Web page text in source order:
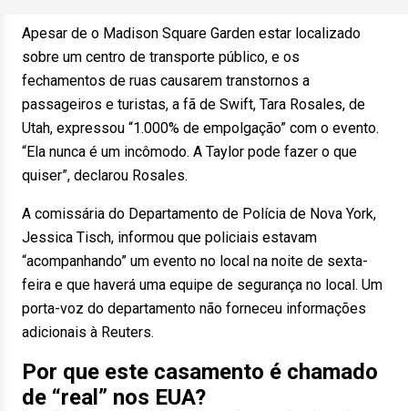
Apesar de o Madison Square Garden estar localizado
sobre um centro de transporte público, e os
fechamentos de ruas causarem transtornos a
passageiros e turistas, a fã de Swift, Tara Rosales, de
Utah, expressou “1.000% de empolgação” com o evento.
“Ela nunca é um incômodo. A Taylor pode fazer o que
quiser”, declarou Rosales.
A comissária do Departamento de Polícia de Nova York,
Jessica Tisch, informou que policiais estavam
“acompanhando” um evento no local na noite de sexta-
feira e que haverá uma equipe de segurança no local. Um
porta-voz do departamento não forneceu informações
adicionais à Reuters.
Por que este casamento é chamado
de “real” nos EUA?